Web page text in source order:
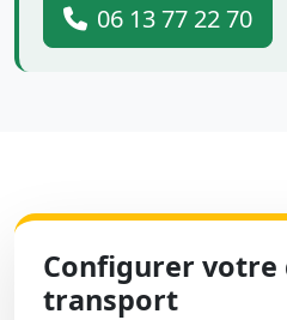
06 13 77 22 70
Configurer votre
transport